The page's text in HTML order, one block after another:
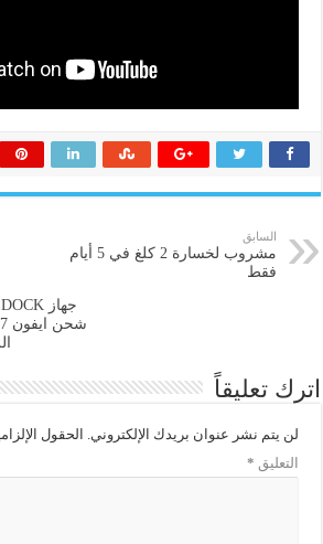
السابق
مشروب لخسارة 2 كلغ في 5 أيام
فقط
اترك تعليقاً
لن يتم نشر عنوان بريدك الإلكتروني. الحقول
التعليق *